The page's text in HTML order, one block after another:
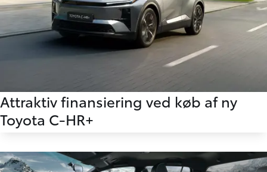
Attraktiv finansiering ved køb af ny
Toyota C-HR+